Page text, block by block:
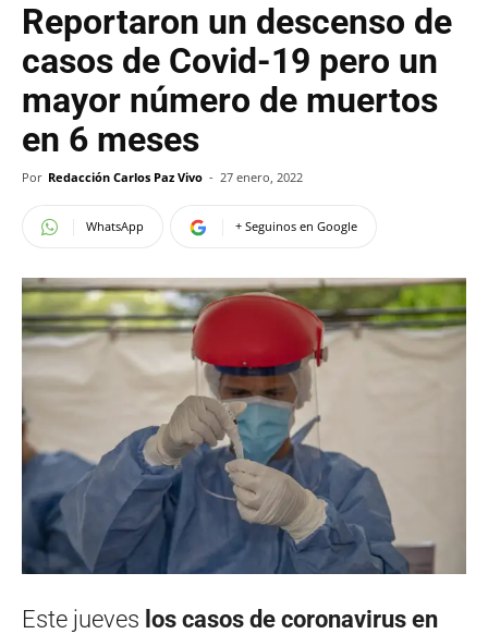
Reportaron un descenso de
casos de Covid-19 pero un
mayor número de muertos
en 6 meses
Por Redacción Carlos Paz Vivo - 27 enero, 2022
WhatsApp + Seguinos en Google
Este jueves los casos de coronavirus en